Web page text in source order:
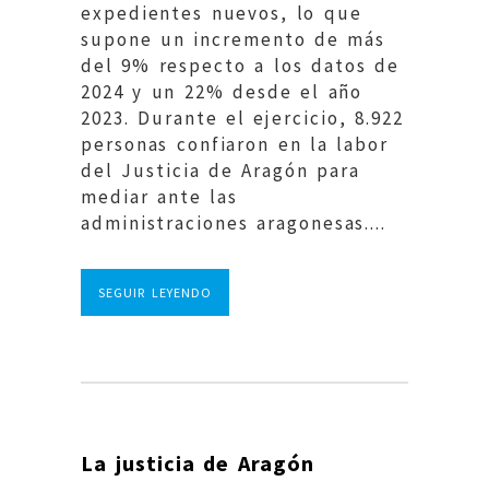
expedientes nuevos, lo que
supone un incremento de más
del 9% respecto a los datos de
2024 y un 22% desde el año
2023. Durante el ejercicio, 8.922
personas confiaron en la labor
del Justicia de Aragón para
mediar ante las
administraciones aragonesas....
SEGUIR LEYENDO
La justicia de Aragón